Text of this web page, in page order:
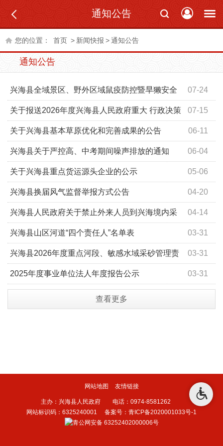
通知公告
您的位置： 首页 > 新闻快报 >通知公告
通知公告
07-24
兴海县全域景区、野外区域鼠疫防控暨旱獭安全
警示公告 07-15
关于报送2026年度兴海县人民政府重大 行政决策
事项的通知 06-11
关于兴海县基本草原优化和完善成果的公告
06-04
兴海县关于严控高、中考期间噪声排放的通知
05-06
关于兴海县重点货运源头企业的公示
04-20
兴海县换届风气监督举报方式公告
04-14
兴海县人民政府关于禁止外来人员到兴海境内采
挖冬虫夏草的通告 03-31
兴海县山区河道“四个责任人”名单表
03-31
兴海县2026年度重点河段、敏感水域采砂管理责
任人名单 03-31
2025年度事业单位法人年度报告公示
查看更多
网站地图 友情链接
主办：兴海县人民政府 电话：0974-8581262
网站标识码：6325240001 备案号：青ICP备2020001033号-1
青公网安备 63252402000006号